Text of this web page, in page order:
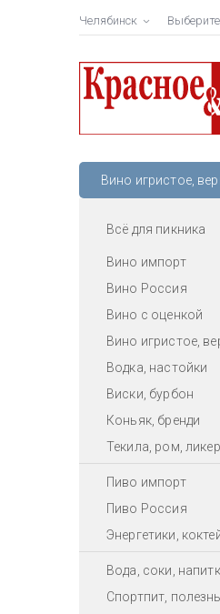
Челябинск
Вино игристое,
Всё для пикника
Вино импорт
Вино Россия
Вино с оценкой
Вино игристое,
Водка, настойки
Виски, бурбон
Коньяк, бренди
Текила, ром, ликер
Пиво импорт
Пиво Россия
Энергетики,
Вода, соки,
Спортпит,